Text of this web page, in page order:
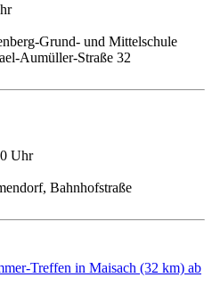
Grund- und Mittelschule
Aumüller-Straße 32
Uhr
Bahnhofstraße
Treffen in Maisach (32 km) ab